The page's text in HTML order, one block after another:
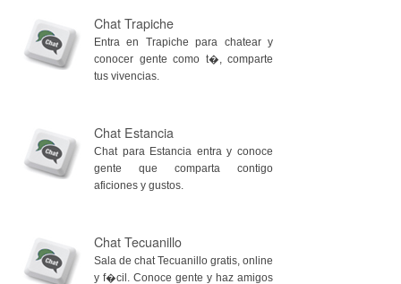
Chat Trapiche
Entra en Trapiche para chatear y
conocer gente como t�, comparte
tus vivencias.
Chat Estancia
Chat para Estancia entra y conoce
gente que comparta contigo
aficiones y gustos.
Chat Tecuanillo
Sala de chat Tecuanillo gratis, online
y f�cil. Conoce gente y haz amigos